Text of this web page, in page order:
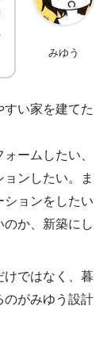
みゆう
い家を建てた
ームしたい、
ンしたい。ま
ションをしたい
か、新築にし
けではなく、暮
のがみゆう設計